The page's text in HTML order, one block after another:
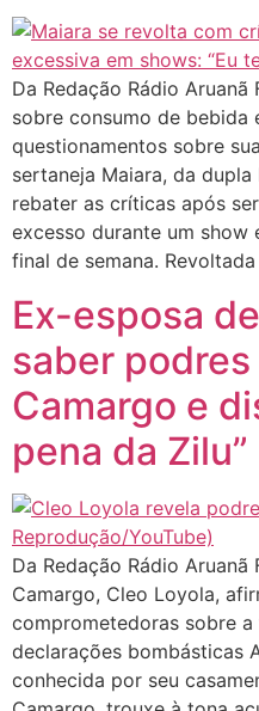
Da Redação Rádio
sobre consumo de bebida
questionamentos sobre
sertaneja Maiara, da
rebater as críticas após
excesso durante um show
final de semana.
Ex-esposa
saber
Camargo e
pena da Zilu”
Da Redação Rádio
Camargo, Cleo Loyola,
comprometedoras sobre
declarações bombásticas
conhecida por seu